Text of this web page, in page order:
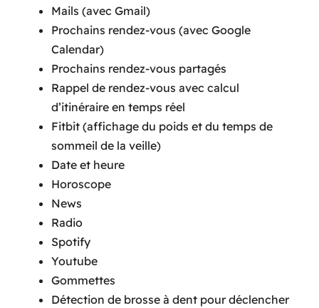
Mails (avec Gmail)
Prochains rendez-vous (avec Google
Calendar)
Prochains rendez-vous partagés
Rappel de rendez-vous avec calcul
d’itinéraire en temps réel
Fitbit (affichage du poids et du temps de
sommeil de la veille)
Date et heure
Horoscope
News
Radio
Spotify
Youtube
Gommettes
Détection de brosse à dent pour déclencher